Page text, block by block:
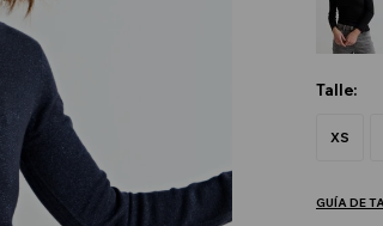
Talle:
XS
GUÍA DE